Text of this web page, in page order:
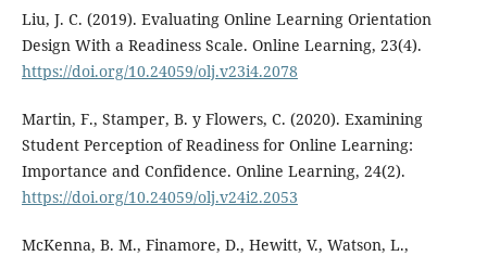
Liu, J. C. (2019). Evaluating Online Learning Orientation
Design With a Readiness Scale. Online Learning, 23(4).
https://doi.org/10.24059/olj.v23i4.2078
Martin, F., Stamper, B. y Flowers, C. (2020). Examining
Student Perception of Readiness for Online Learning:
Importance and Confidence. Online Learning, 24(2).
https://doi.org/10.24059/olj.v24i2.2053
McKenna, B. M., Finamore, D., Hewitt, V., Watson, L.,